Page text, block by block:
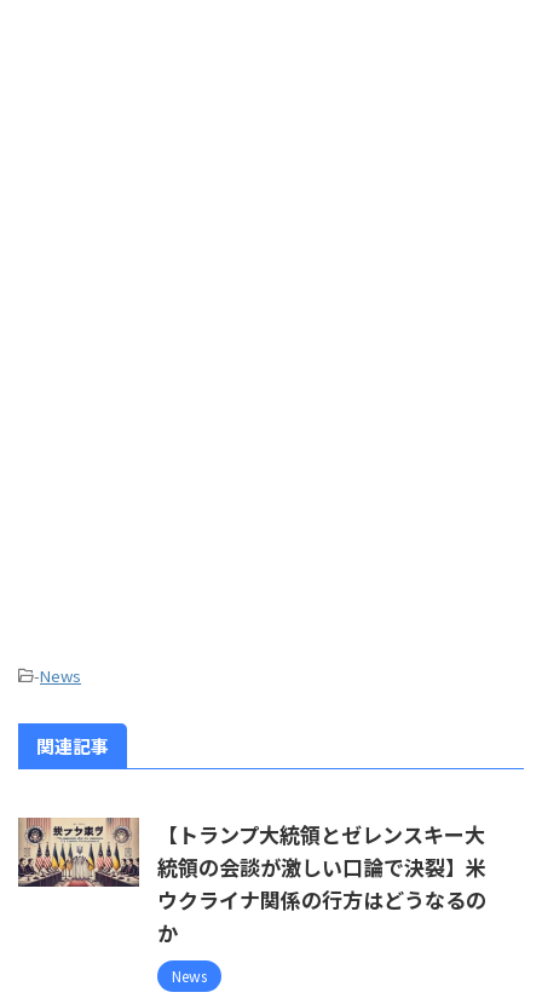
-News
関連記事
【トランプ大統領とゼレンスキー大
統領の会談が激しい口論で決裂】米
ウクライナ関係の行方はどうなるの
か
News